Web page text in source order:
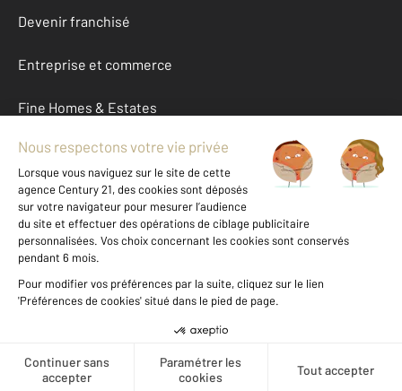
Devenir franchisé
Entreprise et commerce
Fine Homes & Estates
À propos
International
Nous contacter
Données personnelles
Gestionnaire des cookies